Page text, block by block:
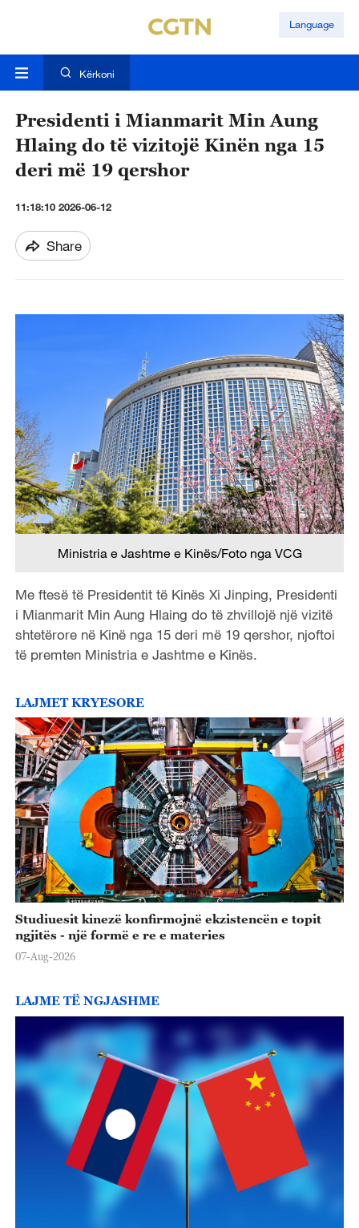
Language
Kërkoni
Presidenti i Mianmarit Min Aung
Hlaing do të vizitojë Kinën nga 15
deri më 19 qershor
11:18:10 2026-06-12
Share
Ministria e Jashtme e Kinës/Foto nga VCG
Me ftesë të Presidentit të Kinës Xi Jinping, Presidenti
i Mianmarit Min Aung Hlaing do të zhvillojë një vizitë
shtetërore në Kinë nga 15 deri më 19 qershor, njoftoi
të premten Ministria e Jashtme e Kinës.
LAJMET KRYESORE
Studiuesit kinezë konfirmojnë ekzistencën e topit
ngjitës - një formë e re e materies
07-Aug-2026
LAJME TË NGJASHME